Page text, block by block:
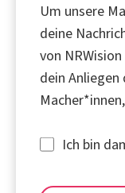
Um unsere
deine
von
dein
Ich bin